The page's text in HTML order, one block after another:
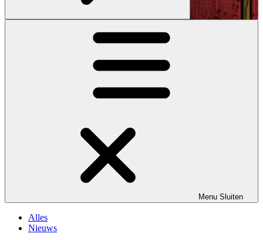
Menu Sluiten
Alles
Nieuws